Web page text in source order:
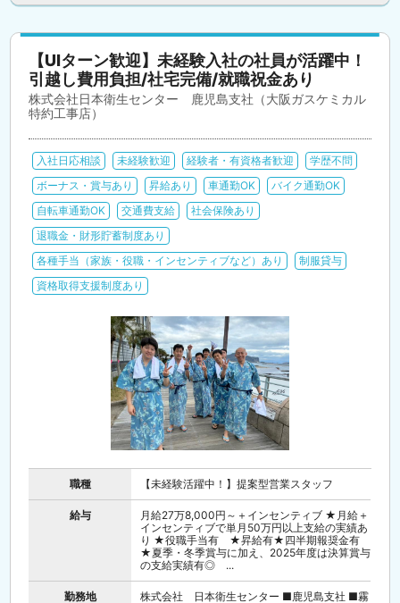
【UIターン歓迎】未経験入社の社員が活躍中！
引越し費用負担/社宅完備/就職祝金あり
株式会社日本衛生センター 鹿児島支社（大阪ガスケミカル
特約工事店）
入社日応相談 未経験歓迎 経験者・有資格者歓迎
学歴不問
ボーナス・賞与あり
昇給あり 車通勤OK
バイク通勤OK
自転車通勤OK
交通費支給
社会保険あり
退職金・財形貯蓄制度あり
各種手当（家族・役職・インセンティブなど）あり
制服貸与
資格取得支援制度あり
職種 【未経験活躍中！】提案型営業スタッフ
給与
月給27万8,000円～＋インセンティブ ★月給＋
インセンティブで単月50万円以上支給の実績あ
り ★役職手当有 ★昇給有★四半期報奨金有
★夏季・冬季賞与に加え、2025年度は決算賞与
の支給実績有◎ ...
勤務地
株式会社 日本衛生センター ■鹿児島支社 ■霧